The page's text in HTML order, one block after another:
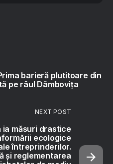
barieră plutitoare din
pe râul Dâmbovița
NEXT POST
ia măsuri drastice
ecologice
întreprinderilor.
și reglementarea